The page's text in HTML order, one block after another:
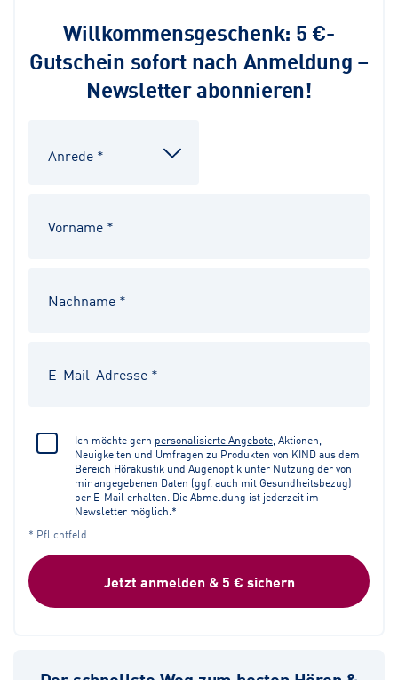
Willkommensgeschenk: 5 €-
Gutschein sofort nach Anmeldung –
Newsletter abonnieren!
Ich möchte gern personalisierte Angebote , Aktionen,
Neuigkeiten und Umfragen zu Produkten von KIND aus dem
Bereich Hörakustik und Augenoptik unter Nutzung der von
mir angegebenen Daten (ggf. auch mit Gesundheitsbezug)
per E-Mail erhalten. Die Abmeldung ist jederzeit im
Newsletter möglich.*
* Pflichtfeld
Jetzt anmelden & 5 € sichern